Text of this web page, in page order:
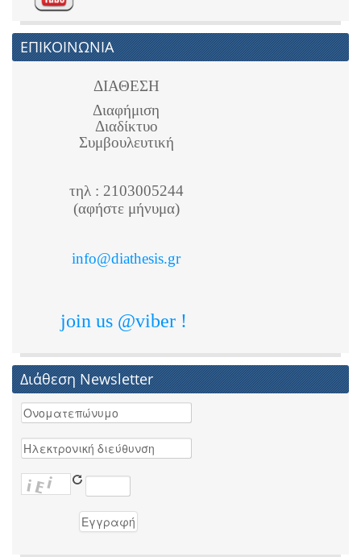
ΕΠΙΚΟΙΝΩΝΙΑ
ΔΙΑΘΕΣΗ
Διαφήμιση
Διαδίκτυο
Συμβουλευτική
τηλ : 2103005244
(αφήστε μήνυμα)
info@diathesis.gr
join us @viber !
Διάθεση Newsletter